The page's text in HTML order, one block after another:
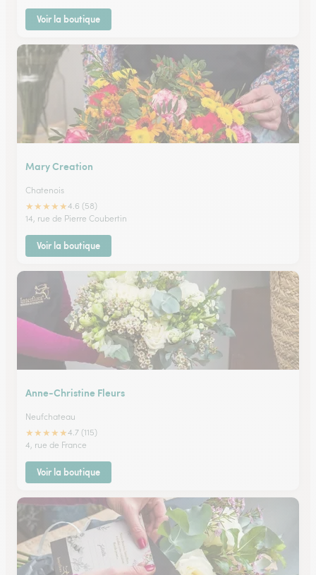
Voir la boutique
Mary Creation
Chatenois
★★★★★4.6 (58)
14, rue de Pierre Coubertin
Voir la boutique
Anne-Christine Fleurs
Neufchateau
★★★★★4.7 (115)
4, rue de France
Voir la boutique